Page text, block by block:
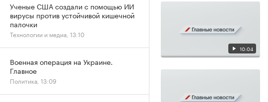
10:04
Ученые США создали с помощью ИИ
вирусы против устойчивой кишечной
палочки
Технологии и медиа, 13:10
Военная операция на Украине.
Главное
Политика, 13:09